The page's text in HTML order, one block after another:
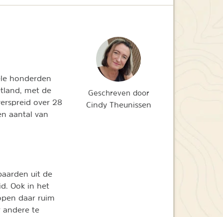
honderden
met de
over 28
aantal van
uit de
Ook in het
daar ruim
andere te
Geschreven door
Cindy Theunissen